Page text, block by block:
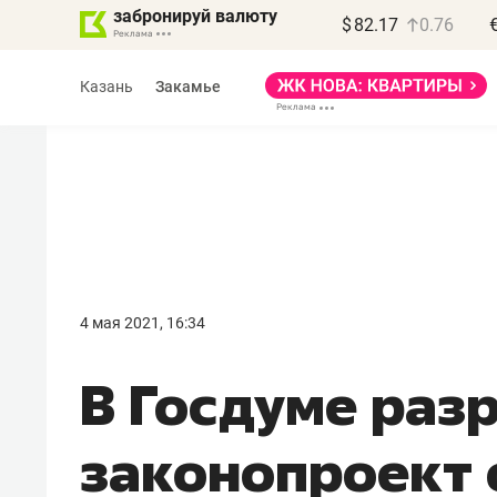
забронируй валюту $ 82.17 0.76
Казань Закамье
4 мая 2021, 16:34
В Госдуме
законопроект
правил, бизнес может
потерять минимум